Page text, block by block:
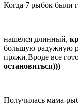
Когда 7 рыбок были
нашелся длинный,
большую радужную
пряжи.Вроде все
остановиться)))
Получилась мама-